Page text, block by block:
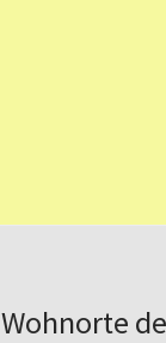
Wohnorte